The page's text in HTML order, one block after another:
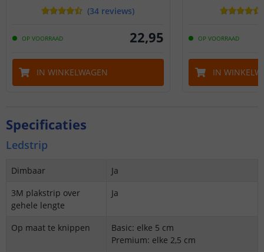
(34 reviews)
OP VOORRAAD 22,95
IN WINKELWAGEN
OP VOORRAAD
IN
Specificaties
Ledstrip
Dimbaar
Ja
3M plakstrip over
gehele lengte
Ja
Op maat te knippen
Basic: elke 5 cm
Premium: elke 2,5 cm